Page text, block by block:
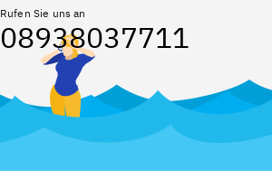
Rufen Sie uns an
08938037711